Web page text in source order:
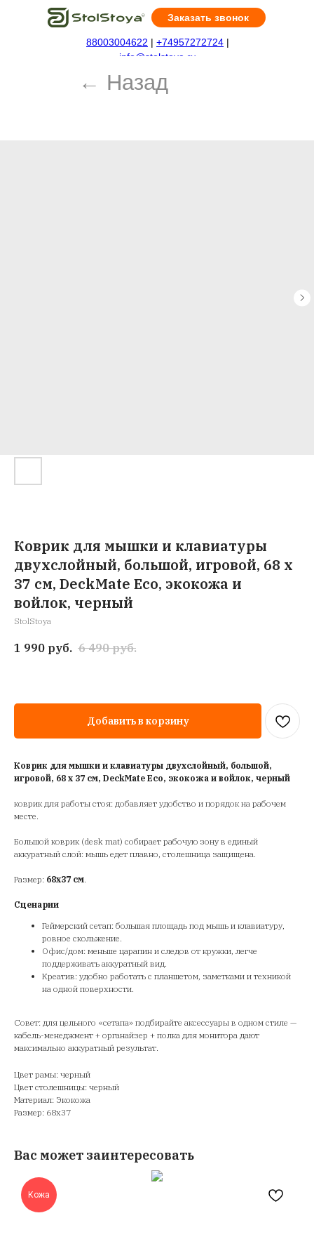
88003004622 | +74957272724 |
info@stolstoya.ru
Заказать звонок
← Назад
Коврик для мышки и клавиатуры
двухслойный, большой, игровой, 68 х
37 см, DeckMate Eco, экокожа и
войлок, черный
StolStoya
1 990 руб. 6 490 руб.
Добавить в корзину
Коврик для мышки и клавиатуры двухслойный, большой,
игровой, 68 х 37 см, DeckMate Eco, экокожа и войлок, черный
коврик для работы стоя: добавляет удобство и порядок на рабочем
месте.
Большой коврик (desk mat) собирает рабочую зону в единый
аккуратный слой: мышь едет плавно, столешница защищена.
Размер: 68х37 см.
Сценарии
Геймерский сетап: большая площадь под мышь и клавиатуру,
ровное скольжение.
Офис/дом: меньше царапин и следов от кружки, легче
поддерживать аккуратный вид.
Креатив: удобно работать с планшетом, заметками и техникой
на одной поверхности.
Совет: для цельного «сетапа» подбирайте аксессуары в одном стиле —
кабель-менеджмент + органайзер + полка для монитора дают
максимально аккуратный результат.
Цвет рамы: черный
Цвет столешницы: черный
Материал: Экокожа
Размер: 68х37
Вас может заинтересовать
Кожа